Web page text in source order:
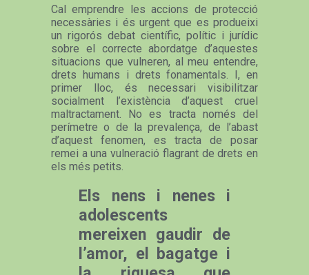
Cal emprendre les accions de protecció
necessàries i és urgent que es produeixi
un rigorós debat científic, polític i jurídic
sobre el correcte abordatge d’aquestes
situacions que vulneren, al meu entendre,
drets humans i drets fonamentals. I, en
primer lloc, és necessari visibilitzar
socialment l’existència d’aquest cruel
maltractament. No es tracta només del
perímetre o de la prevalença, de l’abast
d’aquest fenomen, es tracta de posar
remei a una vulneració flagrant de drets en
els més petits.
Els nens i nenes i
adolescents
mereixen gaudir de
l’amor, el bagatge i